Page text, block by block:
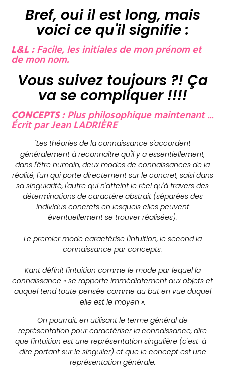
Bref, oui il est long, mais
voici ce qu'il signifie :
L&L :Facile, les initiales de mon prénom et
de mon nom.
Vous suivez toujours ?! Ça
va se compliquer !!!!
CONCEPTS :Plus philosophique maintenant ...
Écrit par Jean LADRIÈRE
"Les théories de la connaissance s'accordent
généralement à reconnaître qu'il y a essentiellement,
dans l'être humain, deux modes de connaissances de la
réalité, l'un qui porte directement sur le concret, saisi dans
sa singularité, l'autre qui n'atteint le réel qu'à travers des
déterminations de caractère abstrait (séparées des
individus concrets en lesquels elles peuvent
éventuellement se trouver réalisées).
Le premier mode caractérise l'intuition, le second la
connaissance par concepts.
Kant définit l'intuition comme le mode par lequel la
connaissance « se rapporte immédiatement aux objets et
auquel tend toute pensée comme au but en vue duquel
elle est le moyen ».
On pourrait, en utilisant le terme général de
représentation pour caractériser la connaissance, dire
que l'intuition est une représentation singulière (c'est-à-
dire portant sur le singulier) et que le concept est une
représentation générale.